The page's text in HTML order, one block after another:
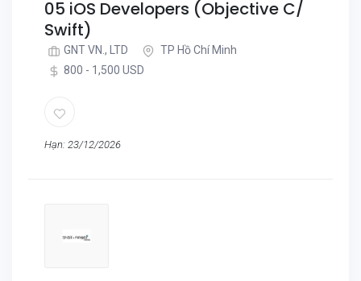
05 iOS Developers (Objective C/
Swift)
GNT VN., LTD
TP Hồ Chí Minh
800 - 1,500 USD
Hạn: 23/12/2026